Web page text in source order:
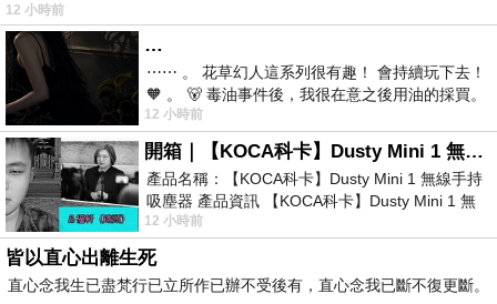
12 小時前
…
⋯⋯ 。 花草幻人這系列很有趣！ 會持續玩下去！
🧡 。 🐻 毒油事件後，我很在意之後用油的採買。
前天購買了我之前就很愛
12 小時前
開箱｜【KOCA科卡】Dusty Mini 1 無線手持吸塵器
產品名稱：【KOCA科卡】Dusty Mini 1 無線手持
吸塵器 產品資訊 【KOCA科卡】Dusty Mini 1 無
線手持吸塵器評語： 能吸、能吹兼具兩
12 小時前
皆以直心出離生死
直心念我生已盡梵行已立所作已辦不受後有，直心念我已斷不復更斷。